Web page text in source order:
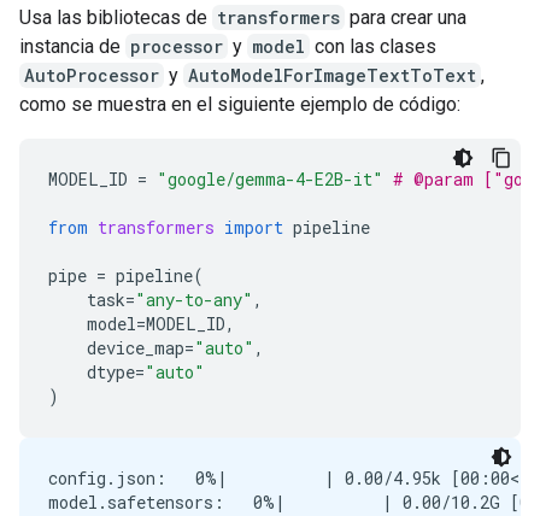
Usa las bibliotecas de transformers para crear una
instancia de processor y model con las clases
AutoProcessor y AutoModelForImageTextToText ,
como se muestra en el siguiente ejemplo de código:
MODEL_ID = "google/gemma-4-E2B-it" # @param
from transformers import pipeline
pipe = pipeline(
task="any-to-any" ,
model=MODEL_ID,
device_map="auto" ,
dtype="auto"
)
config.json:   0%|          | 0.00/4.95k
model.safetensors:   0%|          | 0.00/10.2G